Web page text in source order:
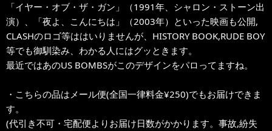
「イヤー・オブ・ザ・ガン」（1991年、シャロン・ストーン出
演）、「夜よ、こんにちは」（2003年）といった映画も公開,
CLASHのロゴ等ははいりませんが、HISTORY BOOK,RUDE BOY
等でも御馴染み、わかる人にはグッときます。
最近ではあのUS BOMBSがこのデザインをパロってますね。
・こちらの品はメール便(全国一律料金¥250)でもお届けできま
す。
(代引き不可・宅配便よりお届け日数がかかります。事故,紛失